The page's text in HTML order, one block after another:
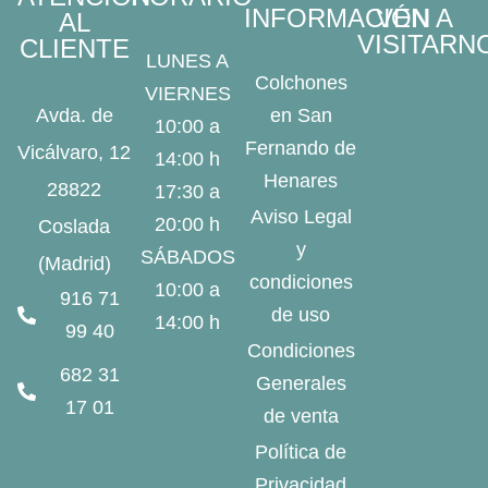
AL
CLIENTE
Avda. de
Vicálvaro, 12
28822
Coslada
(Madrid)
916 71
99 40
682 31
17 01
LUNES A
VIERNES
10:00 a
14:00 h
17:30 a
20:00 h
SÁBADOS
10:00 a
14:00 h
INFORMACIÓN
Colchones
en San
Fernando de
Henares
Aviso Legal
y
condiciones
de uso
Condiciones
Generales
de venta
Política de
VEN A